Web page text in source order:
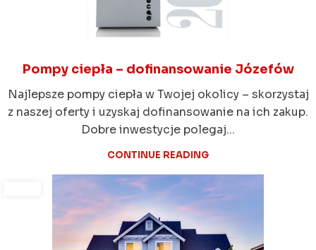
Pompy ciepła – dofinansowanie Józefów
Najlepsze pompy ciepła w Twojej okolicy – skorzystaj
z naszej oferty i uzyskaj dofinansowanie na ich zakup.
Dobre inwestycje polegaj...
CONTINUE READING